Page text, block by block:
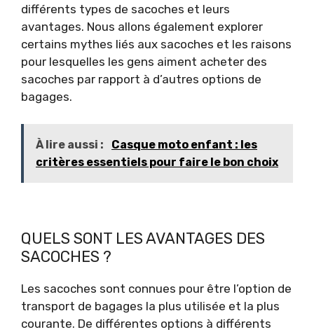
différents types de sacoches et leurs
avantages. Nous allons également explorer
certains mythes liés aux sacoches et les raisons
pour lesquelles les gens aiment acheter des
sacoches par rapport à d’autres options de
bagages.
À lire aussi :
Casque moto enfant : les
critères essentiels pour faire le bon choix
QUELS SONT LES AVANTAGES DES
SACOCHES ?
Les sacoches sont connues pour être l’option de
transport de bagages la plus utilisée et la plus
courante. De différentes options à différents